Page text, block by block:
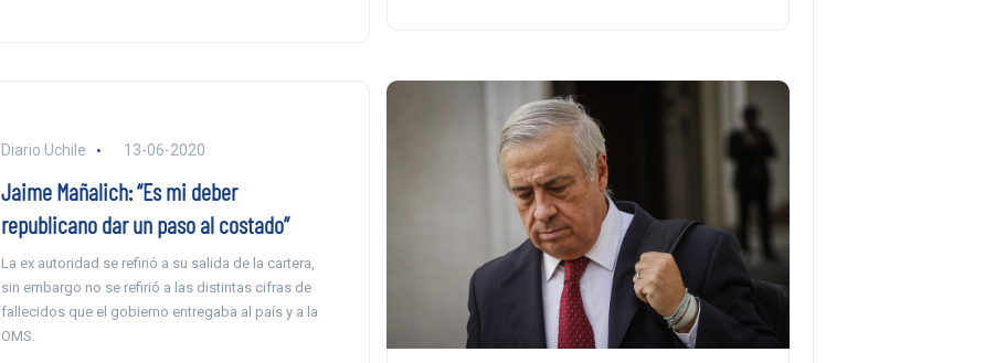
Diario Uchile 13-06-2020
Jaime Mañalich: “Es mi deber
republicano dar un paso al costado”
La ex autoridad se refirió a su salida de la cartera,
sin embargo no se refirió a las distintas cifras de
fallecidos que el gobierno entregaba al país y a la
OMS.